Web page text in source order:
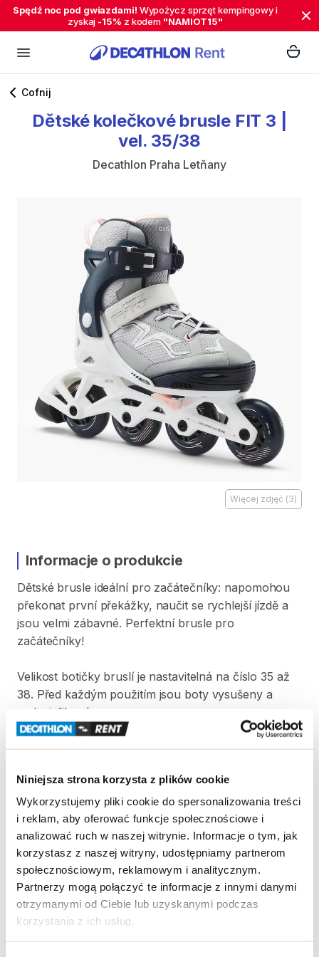
Niniejsza strona korzysta z plików cookie
Wykorzystujemy pliki cookie do spersonalizowania treści
i reklam, aby oferować funkcje społecznościowe i
analizować ruch w naszej witrynie. Informacje o tym, jak
korzystasz z naszej witryny, udostępniamy partnerom
społecznościowym, reklamowym i analitycznym.
Partnerzy mogą połączyć te informacje z innymi danymi
otrzymanymi od Ciebie lub uzyskanymi podczas
korzystania z ich usług.
Spędź noc pod gwiazdami! Wypożycz sprzęt kempingowy i
zyskaj -15% z kodem "NAMIOT15"
Cofnij
Dětské kolečkové brusle FIT 3
vel. 35​​​/​​​​38
Decathlon Praha Letňany
Więcej zdjęć (3)
Informacje o produkcie
Dětské brusle ideální pro začátečníky: napomohou
překonat první překážky​​​​,​ naučit se rychlejší jízdě a
jsou velmi zábavné. Perfektní brusle pro
začátečníky!
Velikost botičky bruslí je nastavitelná na číslo 35 až
38. Před každým použitím jsou boty vysušeny a
vydezinfikovány.
Strona produktu w sklepie
Zasady wypożyczenia
REGULAMIN
Regulamin wypożyczalni
KAUCJA
Pro vypůjčení produktu není vyžadována vratná či